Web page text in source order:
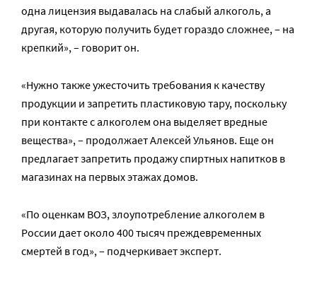
одна лицензия выдавалась на слабый алкоголь, а
другая, которую получить будет гораздо сложнее, – на
крепкий», – говорит он.
«Нужно также ужесточить требования к качеству
продукции и запретить пластиковую тару, поскольку
при контакте с алкоголем она выделяет вредные
вещества», – продолжает Алексей Ульянов. Еще он
предлагает запретить продажу спиртных напитков в
магазинах на первых этажах домов.
«По оценкам ВОЗ, злоупотребление алкоголем в
России дает около 400 тысяч преждевременных
смертей в год», – подчеркивает эксперт.